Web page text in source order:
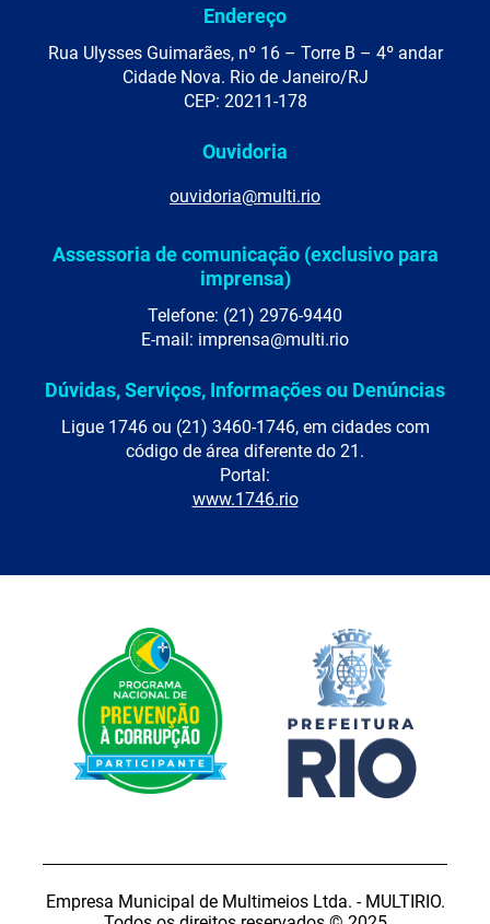
Endereço
Rua Ulysses Guimarães, nº 16 – Torre B – 4º andar
Cidade Nova. Rio de Janeiro/RJ
CEP: 20211-178
Ouvidoria
ouvidoria@multi.rio
Assessoria de comunicação (exclusivo para
imprensa)
Telefone: (21) 2976-9440
E-mail: imprensa@multi.rio
Dúvidas, Serviços, Informações ou Denúncias
Ligue 1746 ou (21) 3460-1746, em cidades com
código de área diferente do 21.
Portal:
www.1746.rio
Empresa Municipal de Multimeios Ltda. - MULTIRIO.